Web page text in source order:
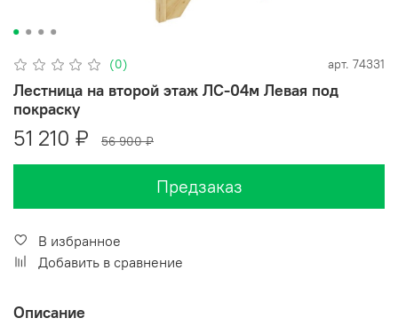
(0) арт. 74331
Лестница на второй этаж ЛС-04м Левая под
покраску
51 210 ₽ 56 900 ₽
Предзаказ
В избранное
Добавить в сравнение
Описание